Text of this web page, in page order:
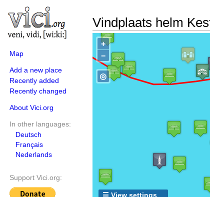
Map
Add a new place
Recently added
Recently changed
About Vici.org
In other languages:
Deutsch
Français
Nederlands
Support Vici.org:
Vindplaats helm
+
−
◎
☰ View settings